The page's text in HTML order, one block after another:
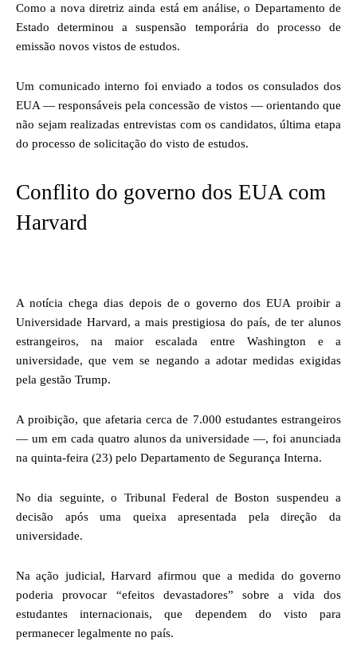
Como a nova diretriz ainda está em análise, o Departamento de
Estado determinou a suspensão temporária do processo de
emissão novos vistos de estudos.
Um comunicado interno foi enviado a todos os consulados dos
EUA — responsáveis pela concessão de vistos — orientando que
não sejam realizadas entrevistas com os candidatos, última etapa
do processo de solicitação do visto de estudos.
Conflito do governo dos EUA com
Harvard
A notícia chega dias depois de o governo dos EUA proibir a
Universidade Harvard, a mais prestigiosa do país, de ter alunos
estrangeiros, na maior escalada entre Washington e a
universidade, que vem se negando a adotar medidas exigidas
pela gestão Trump.
A proibição, que afetaria cerca de 7.000 estudantes estrangeiros
— um em cada quatro alunos da universidade —, foi anunciada
na quinta-feira (23) pelo Departamento de Segurança Interna.
No dia seguinte, o Tribunal Federal de Boston suspendeu a
decisão após uma queixa apresentada pela direção da
universidade.
Na ação judicial, Harvard afirmou que a medida do governo
poderia provocar “efeitos devastadores” sobre a vida dos
estudantes internacionais, que dependem do visto para
permanecer legalmente no país.